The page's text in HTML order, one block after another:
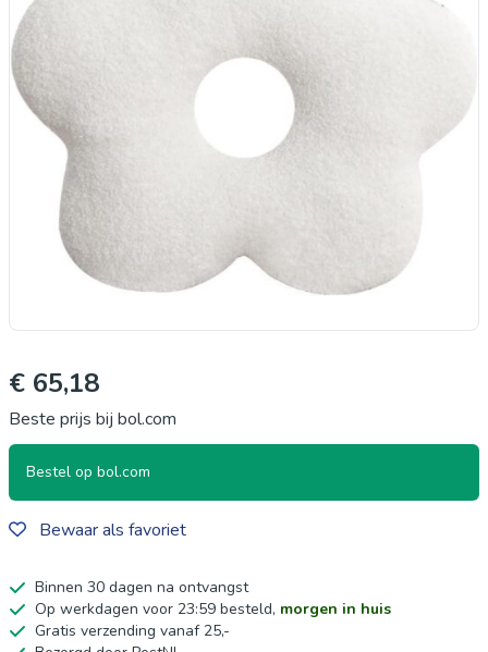
€ 65,18
Beste prijs bij bol.com
Bestel op bol.com
Bewaar als favoriet
Binnen 30 dagen na ontvangst
Op werkdagen voor 23:59 besteld, morgen in huis
Gratis verzending vanaf 25,-